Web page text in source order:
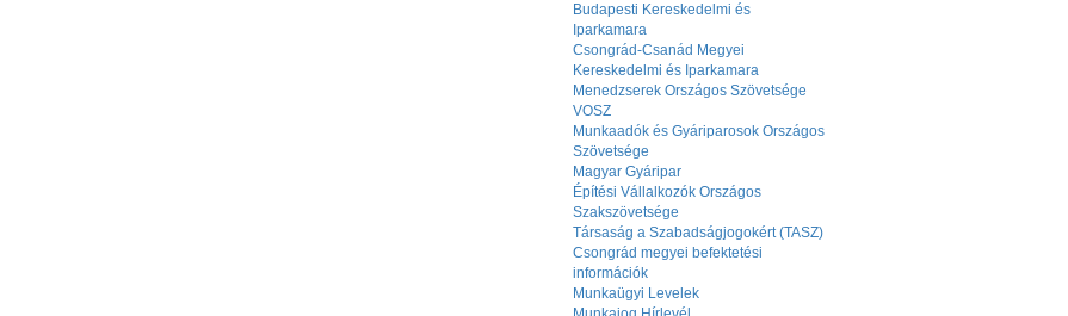
Budapesti Kereskedelmi és
Iparkamara
Csongrád-Csanád Megyei
Kereskedelmi és Iparkamara
Menedzserek Országos Szövetsége
VOSZ
Munkaadók és Gyáriparosok Országos
Szövetsége
Magyar Gyáripar
Építési Vállalkozók Országos
Szakszövetsége
Társaság a Szabadságjogokért (TASZ)
Csongrád megyei befektetési
információk
Munkaügyi Levelek